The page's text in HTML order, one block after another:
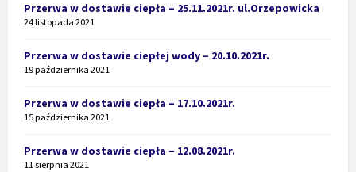
Przerwa w dostawie ciepła – 25.11.2021r. ul.Orzepowicka
24 listopada 2021
Przerwa w dostawie ciepłej wody – 20.10.2021r.
19 października 2021
Przerwa w dostawie ciepła – 17.10.2021r.
15 października 2021
Przerwa w dostawie ciepła – 12.08.2021r.
11 sierpnia 2021